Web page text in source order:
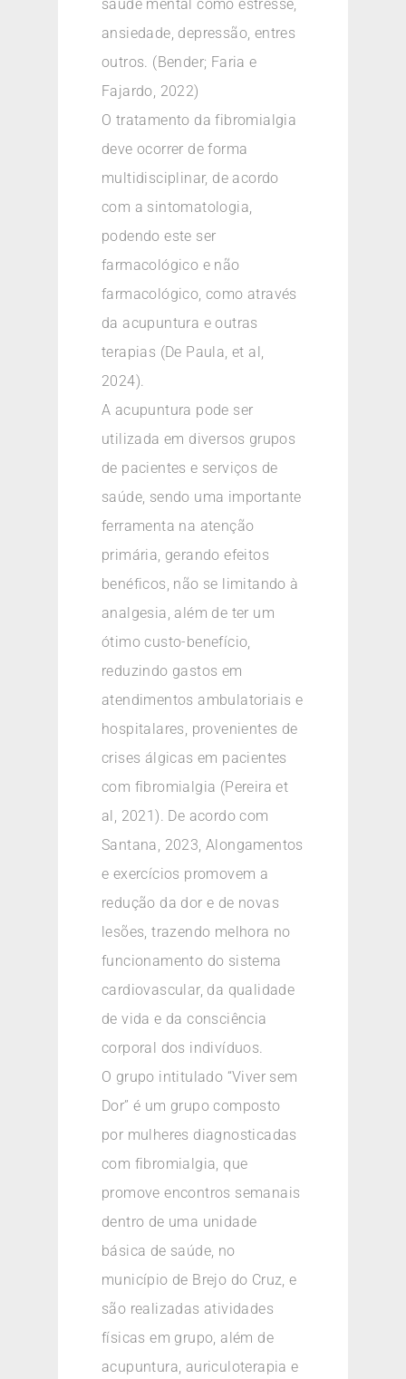
saúde mental como estresse,
ansiedade, depressão, entres
outros. (Bender; Faria e
Fajardo, 2022)
O tratamento da fibromialgia
deve ocorrer de forma
multidisciplinar, de acordo
com a sintomatologia,
podendo este ser
farmacológico e não
farmacológico, como através
da acupuntura e outras
terapias (De Paula, et al,
2024).
A acupuntura pode ser
utilizada em diversos grupos
de pacientes e serviços de
saúde, sendo uma importante
ferramenta na atenção
primária, gerando efeitos
benéficos, não se limitando à
analgesia, além de ter um
ótimo custo-benefício,
reduzindo gastos em
atendimentos ambulatoriais e
hospitalares, provenientes de
crises álgicas em pacientes
com fibromialgia (Pereira et
al, 2021). De acordo com
Santana, 2023, Alongamentos
e exercícios promovem a
redução da dor e de novas
lesões, trazendo melhora no
funcionamento do sistema
cardiovascular, da qualidade
de vida e da consciência
corporal dos indivíduos.
O grupo intitulado “Viver sem
Dor” é um grupo composto
por mulheres diagnosticadas
com fibromialgia, que
promove encontros semanais
dentro de uma unidade
básica de saúde, no
município de Brejo do Cruz, e
são realizadas atividades
físicas em grupo, além de
acupuntura, auriculoterapia e